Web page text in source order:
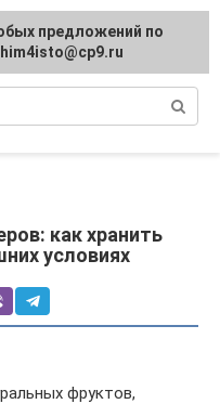
как хранить
условиях
фруктов,
предложений по